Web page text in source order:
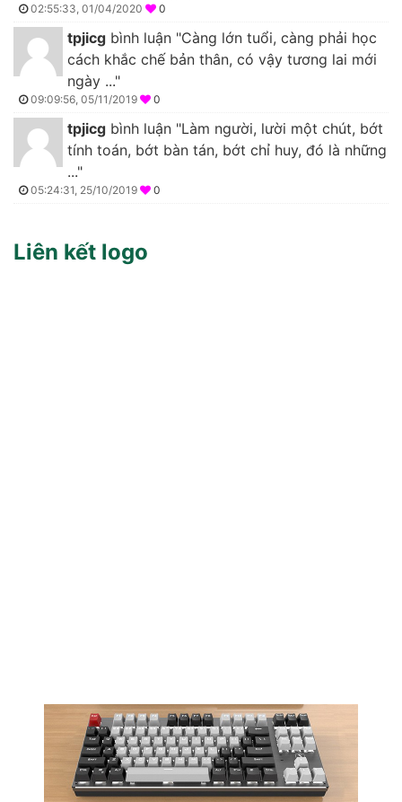
02:55:33, 01/04/2020 0
tpjicg bình luận "Càng lớn tuổi, càng phải học
cách khắc chế bản thân, có vậy tương lai mới
ngày ..."
09:09:56, 05/11/2019 0
tpjicg bình luận "Làm người, lười một chút, bớt
tính toán, bớt bàn tán, bớt chỉ huy, đó là những
..."
05:24:31, 25/10/2019 0
Liên kết logo